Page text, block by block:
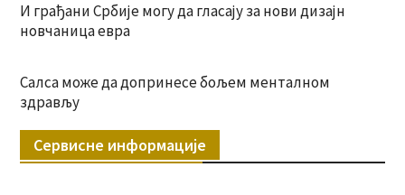
И грађани Србије могу да гласају за нови дизајн
новчаница евра
Салса може да допринесе бољем менталном
здрављу
Сервисне информације